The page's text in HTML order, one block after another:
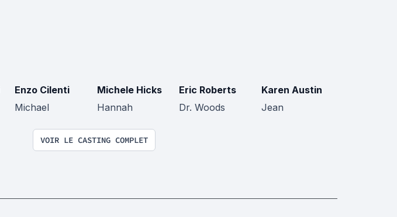
Enzo Cilenti
Michael
Michele Hicks
Hannah
Eric Roberts
Dr. Woods
Karen Austin
Jean
VOIR LE CASTING COMPLET